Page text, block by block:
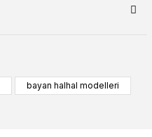
bayan halhal modelleri